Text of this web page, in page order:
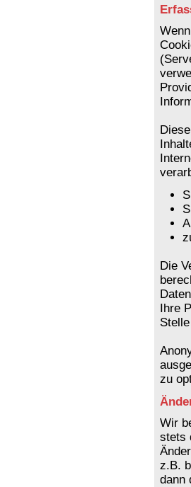
Die
Ihre
zu
Wir
stets
z.B.
dann